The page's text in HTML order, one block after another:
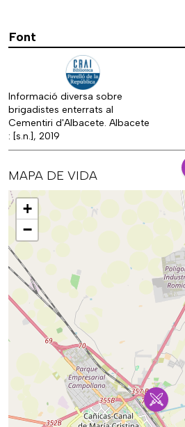
Font
Informació diversa sobre
brigadistes enterrats al
Cementiri d'Albacete. Albacete
: [s.n.], 2019
MAPA DE VIDA
Mapa
+
−